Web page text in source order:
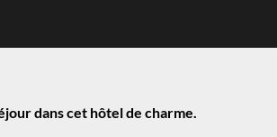
dans cet hôtel de charme.